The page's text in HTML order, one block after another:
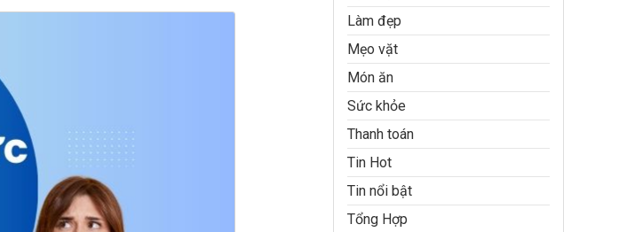
Làm đẹp
Mẹo vặt
Món ăn
Sức khỏe
Thanh toán
Tin Hot
Tin nổi bật
Tổng Hợp